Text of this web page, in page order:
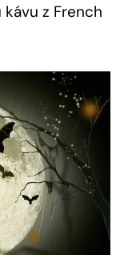
z French